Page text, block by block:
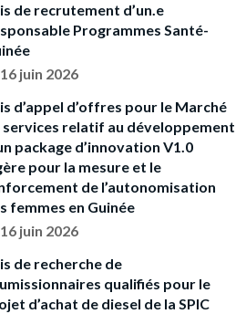
de recrutement d’un.e
Programmes Santé-
16 juin 2026
d’appel d’offres pour le Marché
services relatif au développement
package d’innovation V1.0
pour la mesure et le
de l’autonomisation
femmes en Guinée
16 juin 2026
de recherche de
qualifiés pour le
d’achat de diesel de la SPIC